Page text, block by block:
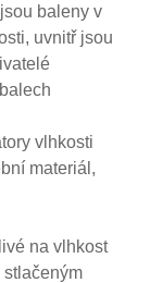
baleny v
uvnitř jsou
vlhkosti
materiál,
na vlhkost